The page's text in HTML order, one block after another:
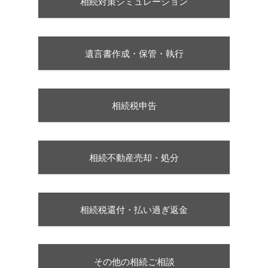
遺言書作成・保管・執行
相続税申告
相続不動産売却・処分
相続税還付・払い過ぎ返金
その他の相続ご相談